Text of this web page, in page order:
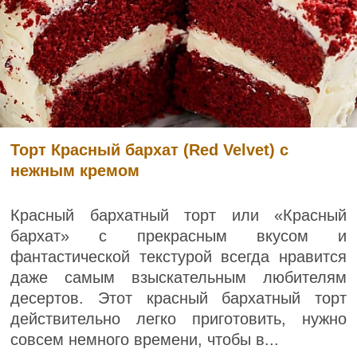
Торт Красный бархат (Red Velvet) с
нежным кремом
Красный бархатный торт или «Красный
бархат» с прекрасным вкусом и
фантастической текстурой всегда нравится
даже самым взыскательным любителям
десертов. Этот красный бархатный торт
действительно легко приготовить, нужно
совсем немного времени, чтобы в...